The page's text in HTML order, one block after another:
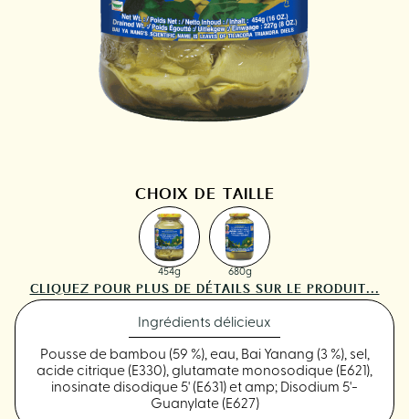
CHOIX DE TAILLE
454g 680g
CLIQUEZ POUR PLUS DE DÉTAILS SUR LE PRODUIT...
Ingrédients délicieux
Pousse de bambou (59 %), eau, Bai Yanang (3 %), sel,
acide citrique (E330), glutamate monosodique (E621),
inosinate disodique 5' (E631) et amp; Disodium 5'-
Guanylate (E627)